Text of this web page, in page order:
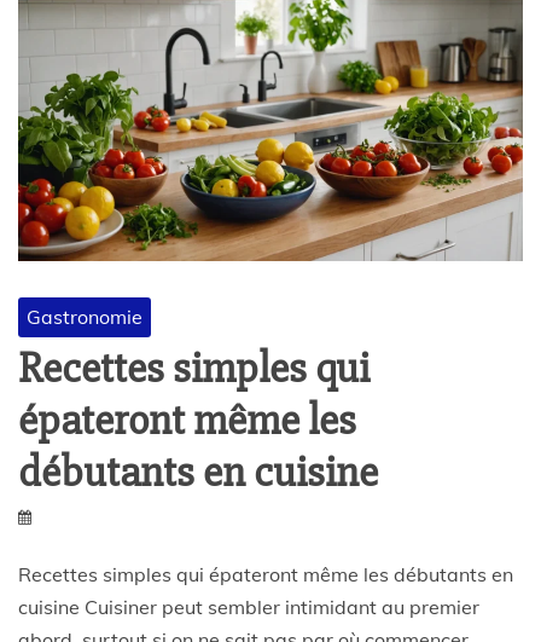
Gastronomie
Recettes simples qui
épateront même les
débutants en cuisine
Recettes simples qui épateront même les débutants en
cuisine Cuisiner peut sembler intimidant au premier